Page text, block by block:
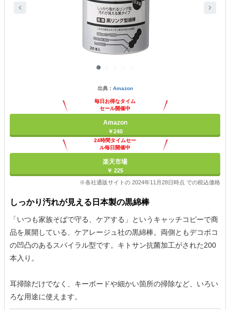
出典： Amazon
毎日お得なタイム
セール開催中
Amazon
￥240
24時間タイムセー
ル毎日開催中
楽天市場
￥ 225
※各社通販サイトの 2024年11月28日時点 での税込価格
しっかり汚れが見える日本製の黒綿棒
「いつも家族そばで守る、ケアする」というキャッチコピーで商
品を展開している、ケアレージュ社の黒綿棒。両側ともデコボコ
の凹凸のあるスパイラル型です。キトサン抗菌加工がされた200
本入り。
耳掃除だけでなく、キーボードや細かい箇所の掃除など、いろい
ろな用途に使えます。